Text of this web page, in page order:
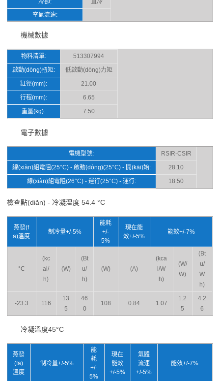
冷卻:
直冷
空氣流速:
機械數據
物料清單:
513307994
啟動(dòng)扭矩:
低啟動(dòng)力矩
缸徑(mm):
21.00
行程(mm):
6.65
重量(kg):
7.50
電子數據
電機型號:
RSIR-CSIR
線(xiàn)組電阻(25°C) - 啟動(dòng)(25°C) - 開(kāi)始:
28.10
線(xiàn)組電阻(26°C) - 運行(25°C) - 運行:
18.50
檢查點(diǎn) - 冷凝溫度 54.4 °C
蒸發(f
ā)溫度
制冷量+/-5%
能耗
+/-
5%
現在能
效+/-5%
能效+/-7%
°C
(kc
al/
h)
(W)
(Bt
u/
h)
(W) (A)
(kca
l/W
h)
(W/
W)
(Bt
u/
W
h)
-23.3 116
13
5
46
0
108 0.84 1.07
1.2
5
4.2
6
冷凝溫度45°C
蒸發
(fā)
溫度
制冷量+/-5%
能
耗
+/-
5%
現在
能效
+/-5%
氣體
流速
+/-5%
能效+/-7%